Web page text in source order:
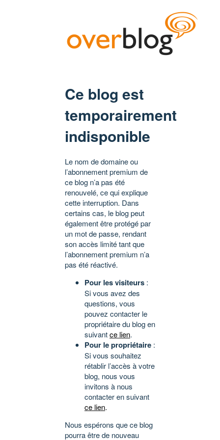
Ce blog est
temporairement
indisponible
Le nom de domaine ou
l’abonnement premium de
ce blog n’a pas été
renouvelé, ce qui explique
cette interruption. Dans
certains cas, le blog peut
également être protégé par
un mot de passe, rendant
son accès limité tant que
l’abonnement premium n’a
pas été réactivé.
Pour les visiteurs :
Si vous avez des
questions, vous
pouvez contacter le
propriétaire du blog en
suivantce lien.
Pour le propriétaire :
Si vous souhaitez
rétablir l’accès à votre
blog, nous vous
invitons à nous
contacter en suivant
ce lien.
Nous espérons que ce blog
pourra être de nouveau